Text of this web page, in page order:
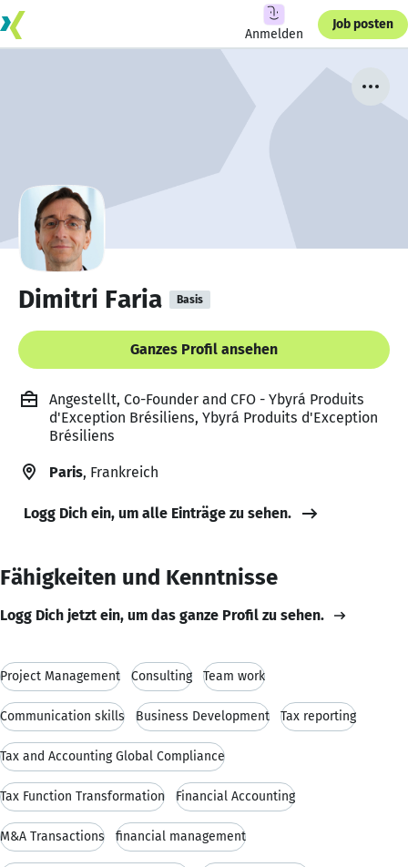
Anmelden
Job posten
Dimitri Faria Basis
Ganzes Profil ansehen
Angestellt, Co-Founder and CFO - Ybyrá Produits
d'Exception Brésiliens, Ybyrá Produits d'Exception
Brésiliens
Paris, Frankreich
Logg Dich ein, um alle Einträge zu sehen.
Fähigkeiten und Kenntnisse
Logg Dich jetzt ein, um das ganze Profil zu sehen.
Project Management Consulting Team work
Communication skills Business Development Tax reporting
Tax and Accounting Global Compliance
Tax Function Transformation Financial Accounting
M&A Transactions financial management